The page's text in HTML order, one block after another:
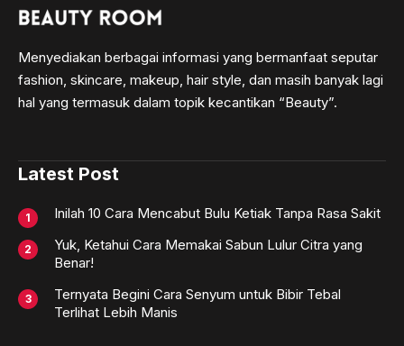
Menyediakan berbagai informasi yang bermanfaat seputar
fashion, skincare, makeup, hair style, dan masih banyak lagi
hal yang termasuk dalam topik kecantikan “Beauty”.
Latest Post
Inilah 10 Cara Mencabut Bulu Ketiak Tanpa Rasa Sakit
Yuk, Ketahui Cara Memakai Sabun Lulur Citra yang
Benar!
Ternyata Begini Cara Senyum untuk Bibir Tebal
Terlihat Lebih Manis